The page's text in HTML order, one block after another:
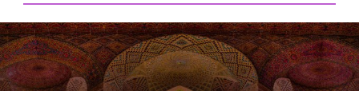
01:01
sretnu Novu godinu 1398
01:12